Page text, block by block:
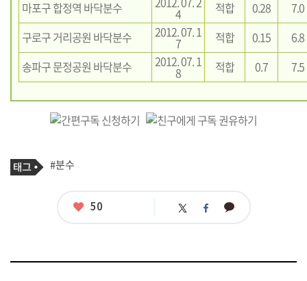
마포구 합정역 바닥분수
4 적합 0.28
7.0
구로구 거리공원 바닥분수
2012. 07. 1
7 적합 0.15
6.8
송파구 문정공원 바닥분수
2012. 07. 1
8 적합 0.7 7.5
기
사
태
그
#분수
좋
50 트 페 카